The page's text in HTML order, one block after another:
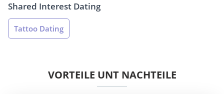
Shared Interest Dating
Tattoo Dating
VORTEILE UNT NACHTEILE